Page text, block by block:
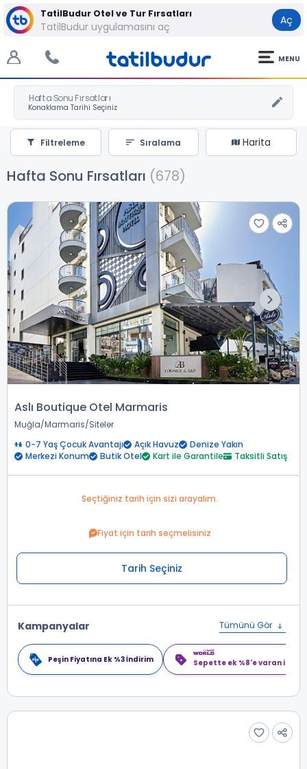
TatilBudur Otel ve Tur Fırsatları
TatilBudur uygulamasını aç Aç
MENU
Hafta Sonu Fırsatları
Harita
Sıralama
Filtreleme
Hafta Sonu Fırsatları (678)
Aslı Boutique Otel Marmaris
Muğla Marmaris Siteler
0-7 Yaş Çocuk Avantajı
Açık Havuz
Denize Yakın
Merkezi Konum
Butik Otel Kart ile Garantile Taksitli Satış
Seçtiğiniz tarih için sizi arayalım.
Fiyat için tarih seçmelisiniz
Tarih Seçiniz
Kampanyalar Tümünü Gör
Peşin Fiyatına Ek %3 İndirim Sepette ek %8'e varan